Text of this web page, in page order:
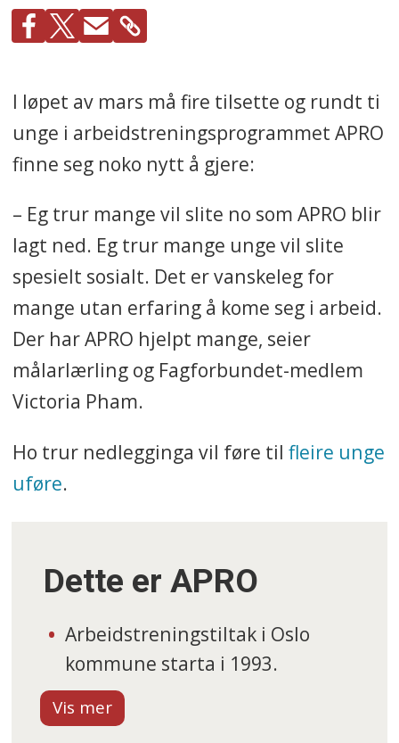
I løpet av mars må fire tilsette og rundt ti
unge i arbeidstreningsprogrammet APRO
finne seg noko nytt å gjere:
– Eg trur mange vil slite no som APRO blir
lagt ned. Eg trur mange unge vil slite
spesielt sosialt. Det er vanskeleg for
mange utan erfaring å kome seg i arbeid.
Der har APRO hjelpt mange, seier
målarlærling og Fagforbundet-medlem
Victoria Pham.
Ho trur nedlegginga vil føre til fleire unge
uføre.
Dette er APRO
Arbeidstreningstiltak i Oslo
kommune starta i 1993.
Godkjent lærebedrift innan